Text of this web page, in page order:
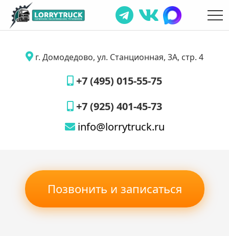
г. Домодедово, ул. Станционная, 3А, стр. 4
+7 (495) 015-55-75
+7 (925) 401-45-73
info@lorrytruck.ru
Позвонить и записаться